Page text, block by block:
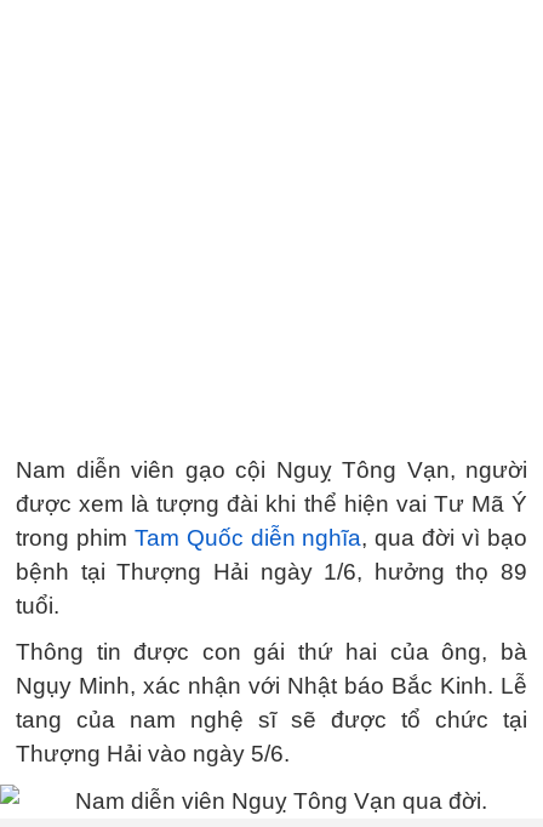
Nam diễn viên gạo cội Nguỵ Tông Vạn, người
được xem là tượng đài khi thể hiện vai Tư Mã Ý
trong phim Tam Quốc diễn nghĩa, qua đời vì bạo
bệnh tại Thượng Hải ngày 1/6, hưởng thọ 89
tuổi.
Thông tin được con gái thứ hai của ông, bà
Ngụy Minh, xác nhận với Nhật báo Bắc Kinh. Lễ
tang của nam nghệ sĩ sẽ được tổ chức tại
Thượng Hải vào ngày 5/6.